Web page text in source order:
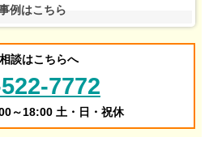
例はこちら
談はこちらへ
7772
～18:00 土・日・祝休